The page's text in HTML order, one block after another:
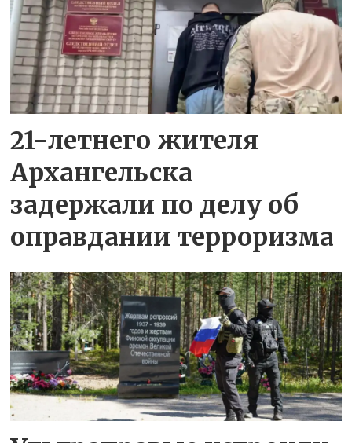
21-летнего жителя
Архангельска
задержали по делу об
оправдании терроризма